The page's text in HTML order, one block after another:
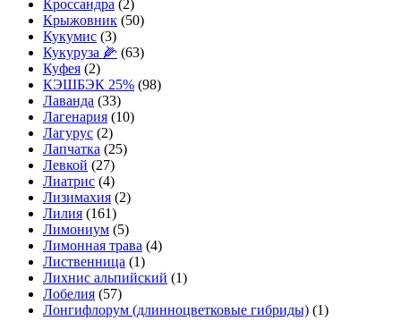
Кроссандра (2)
Крыжовник (50)
Кукумис (3)
Кукуруза 🌽 (63)
Куфея (2)
КЭШБЭК 25% (98)
Лаванда (33)
Лагенария (10)
Лагурус (2)
Лапчатка (25)
Левкой (27)
Лиатрис (4)
Лизимахия (2)
Лилия (161)
Лимониум (5)
Лимонная трава (4)
Лиственница (1)
Лихнис альпийский (1)
Лобелия (57)
Лонгифлорум (длинноцветковые гибриды) (1)